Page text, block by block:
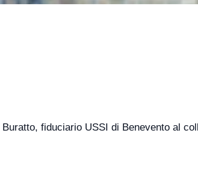
fiduciario USSI di Benevento al